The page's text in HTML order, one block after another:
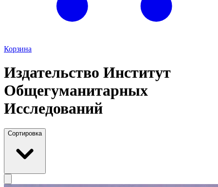
Корзина
Издательство Институт
Общегуманитарных
Исследований
Сортировка